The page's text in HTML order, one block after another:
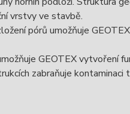
vrstvy ve stavbě.
pórů umožňuje
GEOTEX vytvoření
zabraňuje